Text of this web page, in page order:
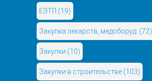
ЕЭТП (19)
Закупка лекарств, медоборуд. (72)
Закупки (10)
Закупки в строительстве (103)